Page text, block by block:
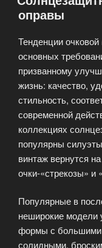
оправы
Тенденции
основных
призванному
жизнь: качество,
стильность,
современной
коллекциях
популярны
винтаж вернутся
очки-«стрекозы» и
Популярные в
неширокие модели
формы с большими
солидными,